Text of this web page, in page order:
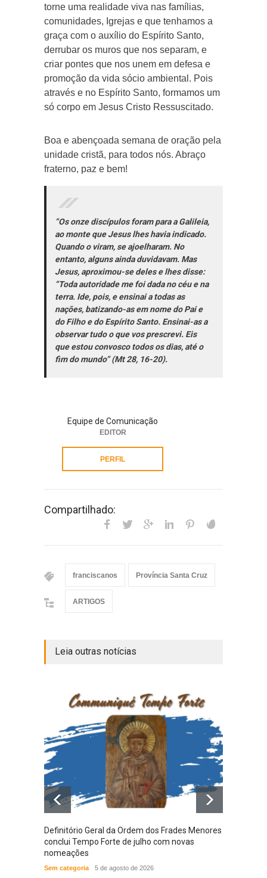
torne uma realidade viva nas famílias,
comunidades, Igrejas e que tenhamos a
graça com o auxílio do Espírito Santo,
derrubar os muros que nos separam, e
criar pontes que nos unem em defesa e
promoção da vida sócio ambiental. Pois
através e no Espírito Santo, formamos um
só corpo em Jesus Cristo Ressuscitado.
Boa e abençoada semana de oração pela
unidade cristã, para todos nós. Abraço
fraterno, paz e bem!
“Os onze discípulos foram para a Galileia,
ao monte que Jesus lhes havia indicado.
Quando o viram, se ajoelharam. No
entanto, alguns ainda duvidavam. Mas
Jesus, aproximou-se deles e lhes disse:
“Toda autoridade me foi dada no céu e na
terra. Ide, pois, e ensinai a todas as
nações, batizando-as em nome do Pai e
do Filho e do Espírito Santo. Ensinai-as a
observar tudo o que vos prescrevi. Eis
que estou convosco todos os dias, até o
fim do mundo” (Mt 28, 16-20).
Equipe de Comunicação
EDITOR
PERFIL
Compartilhado:
franciscanos Província Santa Cruz
ARTIGOS
Leia outras notícias
Definitório Geral da Ordem dos Frades Menores
conclui Tempo Forte de julho com novas
nomeações
Sem categoria 5 de agosto de 2026